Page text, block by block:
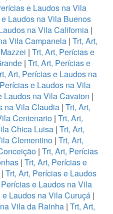
e Laudos na Vila
Laudos na Vila Buenos
na Vila California |
Vila Campanela| Trt, Art,
| Trt, Art, Perícias e
| Trt, Art, Perícias e
Art, Perícias e Laudos na
e Laudos na Vila
Laudos na Vila Cavaton |
na Vila Claudia | Trt, Art,
Centenario| Trt, Art,
Chica Luisa | Trt, Art,
Clementino | Trt, Art,
| Trt, Art, Perícias
| Trt, Art, Perícias e
| Trt, Art, Perícias e Laudos
Perícias e Laudos na Vila
e Laudos na Vila Curuçá |
Vila da Rainha | Trt, Art,